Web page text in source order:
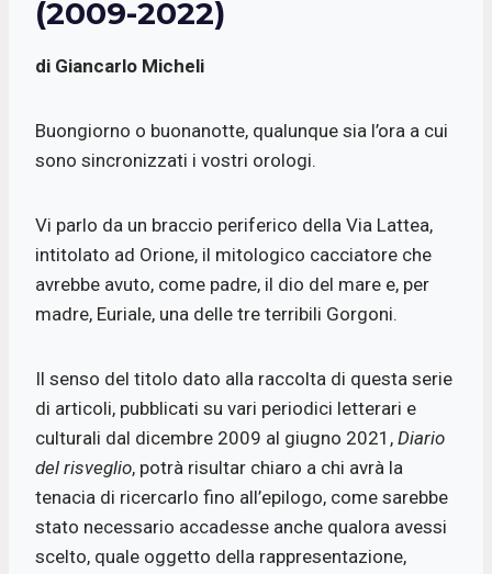
o
(2009-2022)
di Giancarlo Micheli
Buongiorno o buonanotte, qualunque sia l’ora a cui
sono sincronizzati i vostri orologi.
Vi parlo da un braccio periferico della Via Lattea,
intitolato ad Orione, il mitologico cacciatore che
avrebbe avuto, come padre, il dio del mare e, per
madre, Euriale, una delle tre terribili Gorgoni.
Il senso del titolo dato alla raccolta di questa serie
di articoli, pubblicati su vari periodici letterari e
culturali dal dicembre 2009 al giugno 2021, Diario
del risveglio, potrà risultar chiaro a chi avrà la
tenacia di ricercarlo fino all’epilogo, come sarebbe
stato necessario accadesse anche qualora avessi
scelto, quale oggetto della rappresentazione,